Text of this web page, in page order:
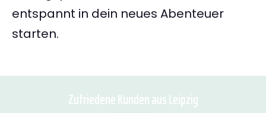
entspannt in dein neues Abenteuer
starten.
Zufriedene Kunden aus Leipzig